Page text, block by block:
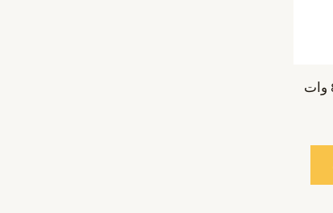
كبة لحمه ماركة سوكاني قوة 800 وات